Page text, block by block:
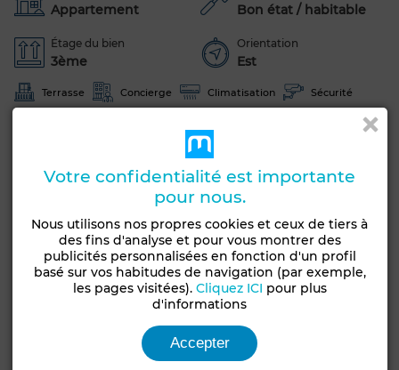
Appartement Bon état / habitable
Étage du bien
3ème
Orientation
Est
Terrasse Concierge Climatisation Sécurité
Votre confidentialité est importante
pour nous.
Nous utilisons nos propres cookies et ceux de tiers à
des fins d'analyse et pour vous montrer des
publicités personnalisées en fonction d'un profil
basé sur vos habitudes de navigation (par exemple,
les pages visitées). Cliquez ICI pour plus
d'informations
Accepter